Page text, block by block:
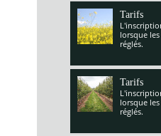
Tarifs
lorsque
réglés.
Tarifs
lorsque
réglés.